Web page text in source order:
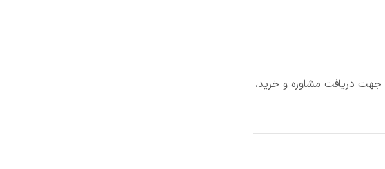
جهت دریافت مشاوره و خرید،